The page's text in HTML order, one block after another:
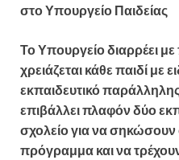
στο Υπουργείο Παιδείας
Το Υπουργείο διαρρέει
χρειάζεται κάθε παιδί με
εκπαιδευτικό παράλληλης
επιβάλλει πλαφόν δύο
σχολείο για να σηκώσουν
πρόγραμμα και να